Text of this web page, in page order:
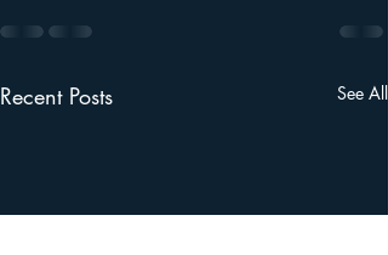
Recent Posts See All